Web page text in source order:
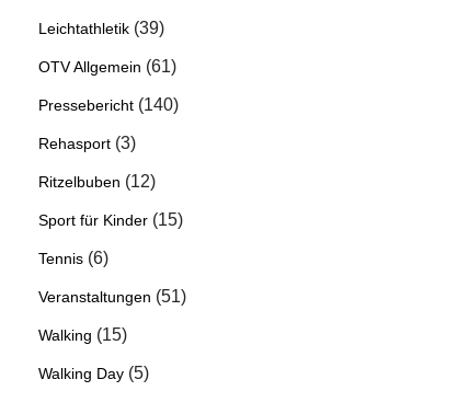
Leichtathletik (39)
OTV Allgemein (61)
Pressebericht (140)
Rehasport (3)
Ritzelbuben (12)
Sport für Kinder (15)
Tennis (6)
Veranstaltungen (51)
Walking (15)
Walking Day (5)